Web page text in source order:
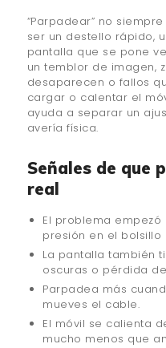
“Parpadear” no
ser un destello rápido,
pantalla que se pone
un temblor de imagen,
desaparecen o fallos
cargar o calentar el
ayuda a separar un
avería física.
Señales de que
real
El problema
presión en el
La pantalla también
oscuras o pérdida
Parpadea más
mueves el cable.
El móvil se calienta
mucho menos que